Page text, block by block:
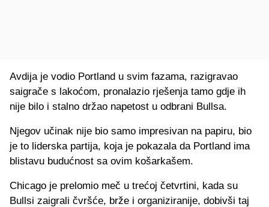
Avdija je vodio Portland u svim fazama, razigravao
saigrače s lakoćom, pronalazio rješenja tamo gdje ih
nije bilo i stalno držao napetost u odbrani Bullsa.
Njegov učinak nije bio samo impresivan na papiru, bio
je to liderska partija, koja je pokazala da Portland ima
blistavu budućnost sa ovim košarkašem.
Chicago je prelomio meč u trećoj četvrtini, kada su
Bullsi zaigrali čvršće, brže i organiziranije, dobivši taj